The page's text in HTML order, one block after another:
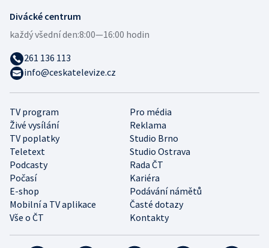
TV program
Pro média
Živé vysílání
Reklama
TV poplatky
Studio Brno
Teletext
Studio Ostrava
Podcasty
Rada ČT
Počasí
Kariéra
E-shop
Podávání námětů
Mobilní a TV aplikace
Časté dotazy
Vše o ČT
Kontakty
Divácké centrum
každý všední den:8:00—16:00 hodin
261 136 113
info@ceskatelevize.cz